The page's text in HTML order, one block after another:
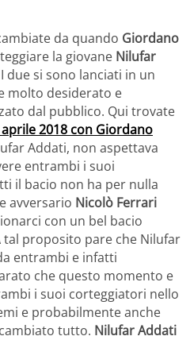
da quando Giordano
la giovane Nilufar
due si sono lanciati in un
molto desiderato e
dal pubblico. Qui trovate
2018 con Giordano
Addati, non aspettava
entrambi i suoi
il bacio non ha per nulla
avversario Nicolò Ferrari
con un bel bacio
tal proposito pare che Nilufar
entrambi e infatti
che questo momento e
i suoi corteggiatori nello
e probabilmente anche
tutto. Nilufar Addati